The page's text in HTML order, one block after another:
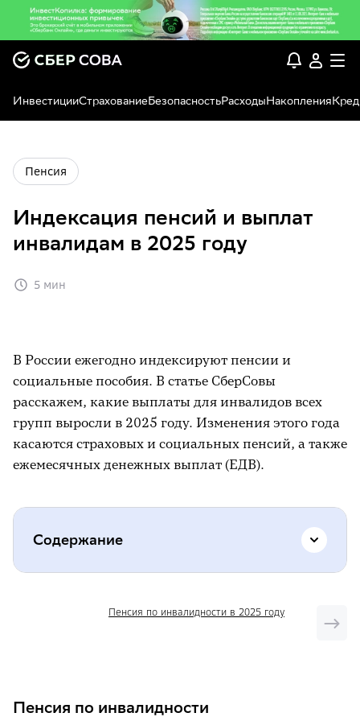
ИнвестицииСтрахованиеБезопасностьРасходыНакопления
Пенсия
Индексация пенсий и выплат
инвалидам в 2025 году
5 мин
В России ежегодно индексируют пенсии и
социальные пособия. В статье СберСовы
расскажем, какие выплаты для инвалидов всех
групп выросли в 2025 году. Изменения этого года
касаются страховых и социальных пенсий, а также
ежемесячных денежных выплат (ЕДВ).
Содержание
Пенсия по инвалидности в 2025 году
Пенсия по инвалидности